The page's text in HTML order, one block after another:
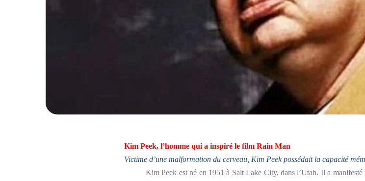
Kim Peek, l’homme qui a inspiré le film Rain Man
Victime d’une malformation du cerveau, Kim Peek possédait la capacité
Kim Peek est né en 1951 à Salt Lake City, dans l’Utah. Il a manifesté